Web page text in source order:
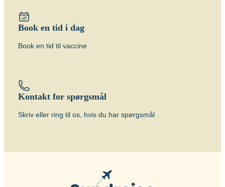
Book en tid i dag
Book en tid til vaccine
Kontakt for spørgsmål
Skriv eller ring til os, hvis du har spørgsmål